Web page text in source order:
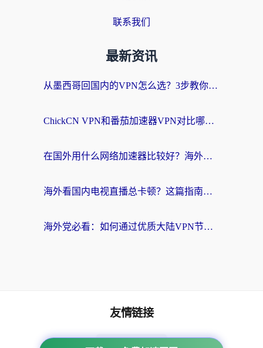
联系我们
最新资讯
从墨西哥回国内的VPN怎么选？3步教你无缝刷剧、玩国服游戏
ChickCN VPN和番茄加速器VPN对比哪个回国效果更好？海外党亲测后的真实答案
在国外用什么网络加速器比较好？海外党亲测：从痛点到解决方案的全攻略
海外看国内电视直播总卡顿？这篇指南教你选对回国加速器，无缝追剧不发愁
海外党必看：如何通过优质大陆VPN节点无缝访问国内资源？
友情链接
海外回国加速器